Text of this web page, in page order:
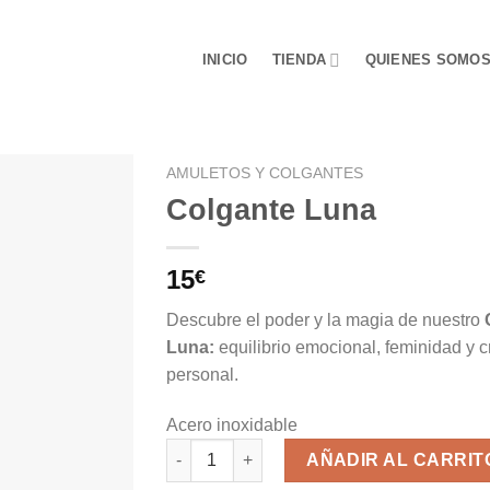
INICIO TIENDA QUIENES SOMOS
AMULETOS Y COLGANTES
Colgante Luna
15€
Descubre el poder y la magia de nuestro
Luna: equilibrio emocional, feminidad y
personal.
Acero inoxidable
Colgante Luna cantidadAÑADIR AL